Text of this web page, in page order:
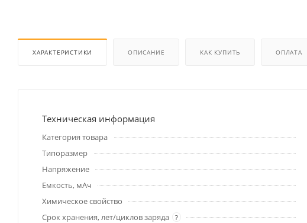
ХАРАКТЕРИСТИКИ ОПИСАНИЕ КАК КУПИТЬ ОПЛАТА
Техническая информация
Категория товара
Типоразмер
Напряжение
Емкость, мАч
Химическое свойство
Срок хранения, лет/циклов заряда
?